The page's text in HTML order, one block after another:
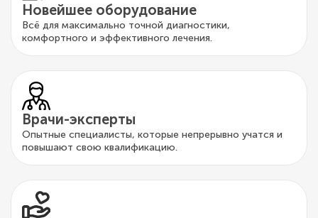
Новейшее оборудование
Всё для максимально точной диагностики,
комфортного и эффективного лечения.
Врачи-эксперты
Опытные специалисты, которые непрерывно учатся и
повышают свою квалификацию.